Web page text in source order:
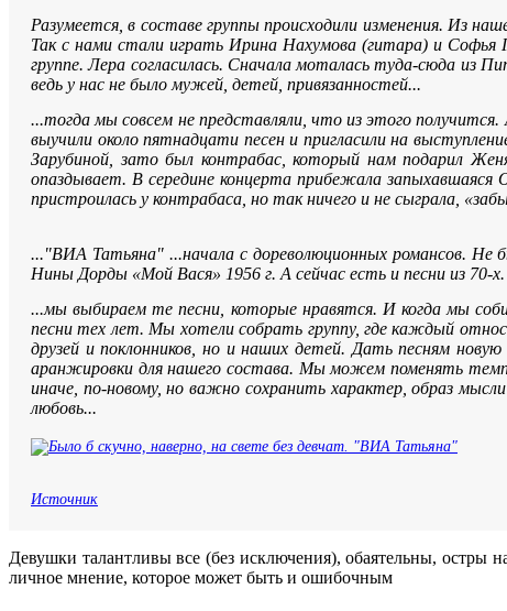
Разумеется, в составе группы происходили изменения. Из
Так с нами стали играть Ирина Нахумова (гитара) и Софья
группе. Лера согласилась. Сначала моталась туда-сюда из
ведь у нас не было мужей, детей, привязанностей...
...тогда мы совсем не представляли, что из этого
выучили около пятнадцати песен и пригласили на
Зарубиной, зато был контрабас, который нам подарил
опаздывает. В середине концерта прибежала запыхавшаяся
пристроилась у контрабаса, но так ничего и не сыграла,
..."ВИА Татьяна" ...начала с дореволюционных романсов. Не
Нины Дорды «Мой Вася» 1956 г. А сейчас есть и песни из 70-
...мы выбираем те песни, которые нравятся. И когда мы
песни тех лет. Мы хотели собрать группу, где каждый
друзей и поклонников, но и наших детей. Дать песням
аранжировки для нашего состава. Мы можем поменять
иначе, по-новому, но важно сохранить характер, образ
любовь...
Источник
Девушки талантливы все (без исключения), обаятельны, остры
личное мнение, которое может быть и ошибочным